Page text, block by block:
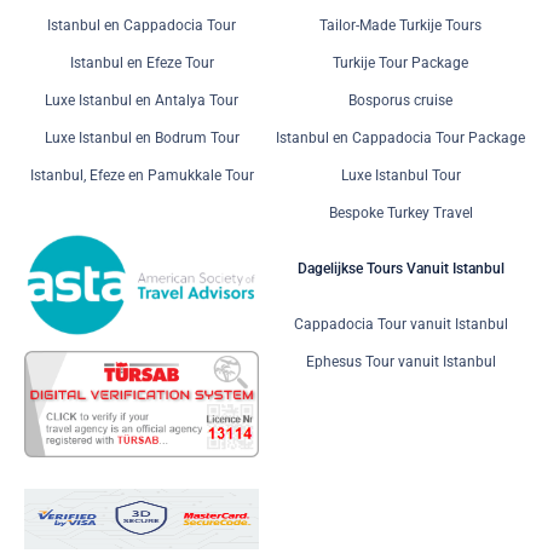
Istanbul en Cappadocia Tour
Istanbul en Efeze Tour
Luxe Istanbul en Antalya Tour
Luxe Istanbul en Bodrum Tour
Istanbul, Efeze en Pamukkale Tour
Tailor-Made Turkije Tours
Turkije Tour Package
Bosporus cruise
Istanbul en Cappadocia Tour Package
Luxe Istanbul Tour
Bespoke Turkey Travel
Dagelijkse Tours Vanuit Istanbul
Cappadocia Tour vanuit Istanbul
Ephesus Tour vanuit Istanbul